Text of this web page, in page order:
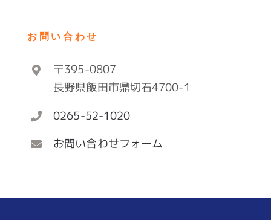
お問い合わせ
〒395-0807
長野県飯田市鼎切石4700-1
0265-52-1020
お問い合わせフォーム